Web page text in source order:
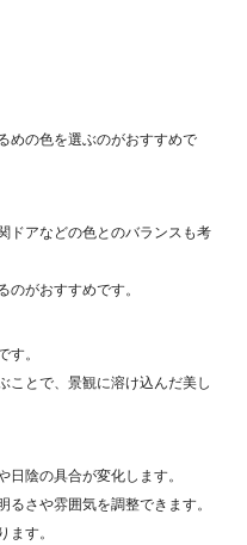
めの色を選ぶのがおすすめで
ドアなどの色とのバランスも考
のがおすすめです。
す。
ことで、景観に溶け込んだ美し
陰の具合が変化します。
さや雰囲気を調整できます。
ます。